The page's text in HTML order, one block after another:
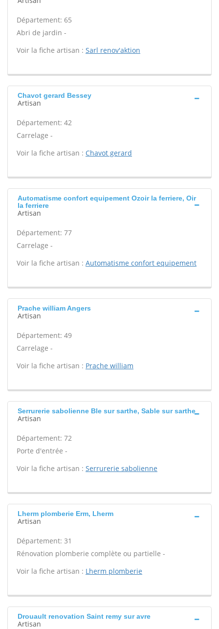
Département: 65
Abri de jardin -
Voir la fiche artisan : Sarl renov'aktion
Chavot gerard Bessey
Artisan
Département: 42
Carrelage -
Voir la fiche artisan : Chavot gerard
Automatisme confort equipement Ozoir la ferriere, Oir
la ferriere
Artisan
Département: 77
Carrelage -
Voir la fiche artisan : Automatisme confort equipement
Prache william Angers
Artisan
Département: 49
Carrelage -
Voir la fiche artisan : Prache william
Serrurerie sabolienne Ble sur sarthe, Sable sur sarthe
Artisan
Département: 72
Porte d'entrée -
Voir la fiche artisan : Serrurerie sabolienne
Lherm plomberie Erm, Lherm
Artisan
Département: 31
Rénovation plomberie complète ou partielle -
Voir la fiche artisan : Lherm plomberie
Drouault renovation Saint remy sur avre
Artisan